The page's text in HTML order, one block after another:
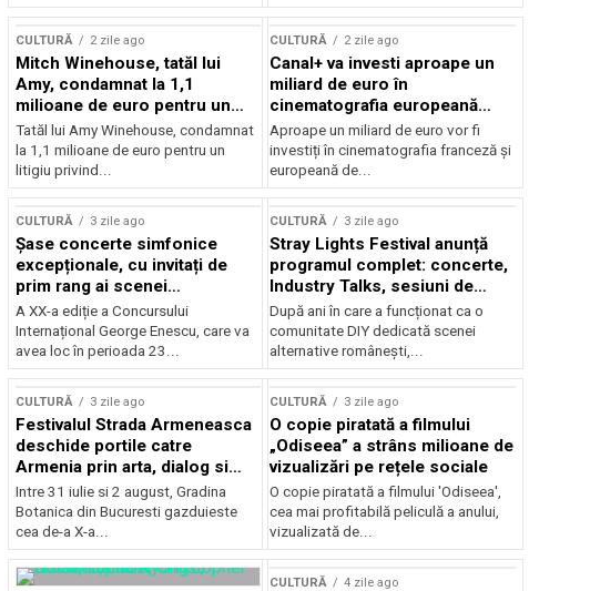
CULTURĂ 2 zile ago
Mitch Winehouse, tatăl lui
Amy, condamnat la 1,1
milioane de euro pentru un
litigiu pierdut
Tatăl lui Amy Winehouse, condamnat
la 1,1 milioane de euro pentru un
litigiu privind...
CULTURĂ 2 zile ago
Canal+ va investi aproape un
miliard de euro în
cinematografia europeană
până în 2032
Aproape un miliard de euro vor fi
investiți în cinematografia franceză și
europeană de...
CULTURĂ 3 zile ago
Șase concerte simfonice
excepționale, cu invitați de
prim rang ai scenei
internaționale și ansambluri
orchestrale românești de
prestigiu, în programul
Concursului Enescu 2026
A XX-a ediție a Concursului
Internațional George Enescu, care va
avea loc în perioada 23...
CULTURĂ 3 zile ago
Stray Lights Festival anunță
programul complet: concerte,
Industry Talks, sesiuni de
audiție și noi opțiuni de
participare pentru public
După ani în care a funcționat ca o
comunitate DIY dedicată scenei
alternative românești,...
CULTURĂ 3 zile ago
Festivalul Strada Armeneasca
deschide portile catre
Armenia prin arta, dialog si
patrimoniu, intre 31 iulie si 2
august, la Gradina Botanica din
Bucuresti
Intre 31 iulie si 2 august, Gradina
Botanica din Bucuresti gazduieste
cea de-a X-a...
CULTURĂ 3 zile ago
O copie piratată a filmului
„Odiseea” a strâns milioane de
vizualizări pe rețele sociale
O copie piratată a filmului 'Odiseea',
cea mai profitabilă peliculă a anului,
vizualizată de...
CULTURĂ 4 zile ago